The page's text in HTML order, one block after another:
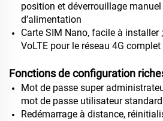
position et déverrouillage
d’alimentation
Carte SIM Nano, facile à installer
VoLTE pour le réseau 4G complet
Fonctions de configuration
Mot de passe super
mot de passe utilisateur
Redémarrage à distance,